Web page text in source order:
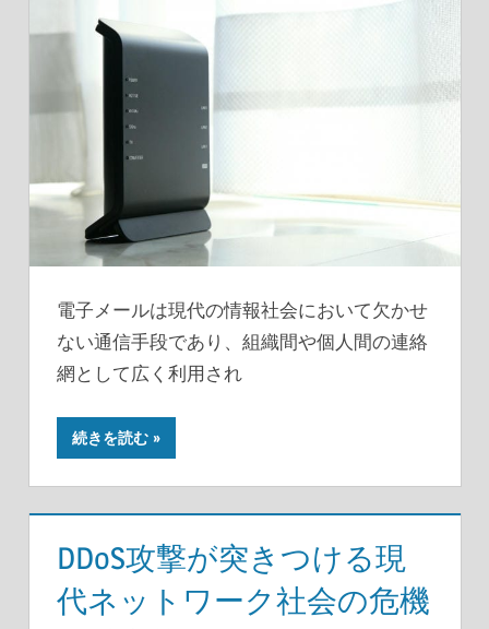
電子メールは現代の情報社会において欠かせ
ない通信手段であり、組織間や個人間の連絡
網として広く利用され
続きを読む
DDoS攻撃が突きつける現
代ネットワーク社会の危機